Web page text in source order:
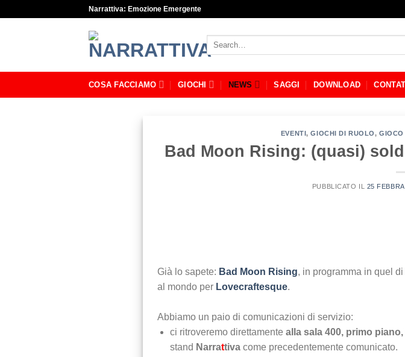
Narrattiva: Emozione Emergente
Search
for:
COSA FACCIAMO GIOCHI NEWS SAGGI DOWNLOAD
EVENTI,GIOCHI DI RUOLO,
Bad Moon Rising: (quasi)
PUBBLICATO IL 25
Già lo sapete: Bad Moon Rising, in programma in quel di
al mondo per Lovecraftesque.
Abbiamo un paio di comunicazioni di servizio:
ci ritroveremo direttamente alla sala 400, primo
stand Narrattivacome precedentemente comunicato.